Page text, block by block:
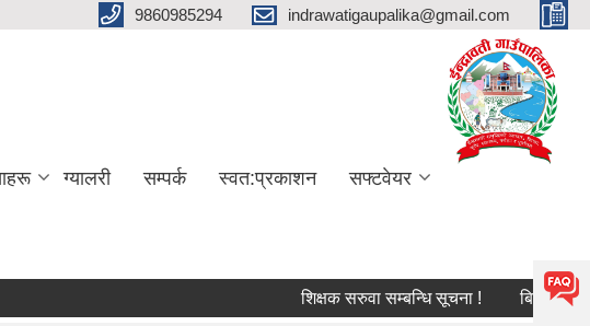
9860985294 indrawatigaupalika@gmail.com
ग्यालरी सम्पर्क स्वत:प्रकाशन सफ्टवेयर
शिक्षक सरुवा सम्बन्धि सूचना ! बिद्यालय